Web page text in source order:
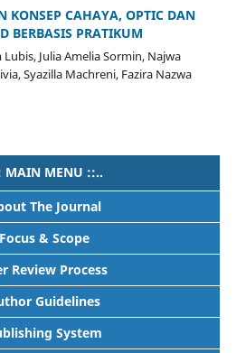
KONSEP CAHAYA, OPTIC DAN
BERBASIS PRATIKUM
Julia Amelia Sormin, Najwa
Syazilla Machreni, Fazira Nazwa
MAIN MENU ::..
The Journal
Focus & Scope
Review Process
Guidelines
System